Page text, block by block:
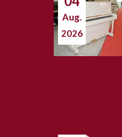
Aug.
2026